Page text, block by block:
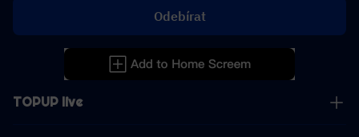
TOPUP live
Odebírat